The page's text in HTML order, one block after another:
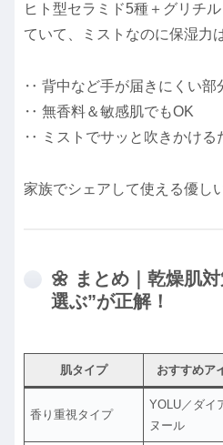
ヒト型セラミド5種＋グリチ
ていて、ミストなのに保湿力
‥ 背中など手が届きにくい部
‥ 無香料＆敏感肌でもOK
‥ ミストでサッと吹きかける
家族でシェアして使える優し
🌼 まとめ｜乾燥肌
選ぶ”が正解！
肌タイプ おすすめア
香り重視タイプ
YOLU／ダイ
ヌール